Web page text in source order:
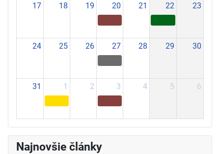
17 18 19 20 21 22 23
24 25 26 27 28 29 30
31 1 2 3 4 5 6
Najnovšie články